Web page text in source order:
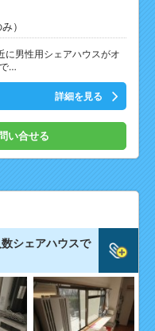
）
に男性用シェアハウスがオ
…
詳細を見る
い合せる
シェアハウスで